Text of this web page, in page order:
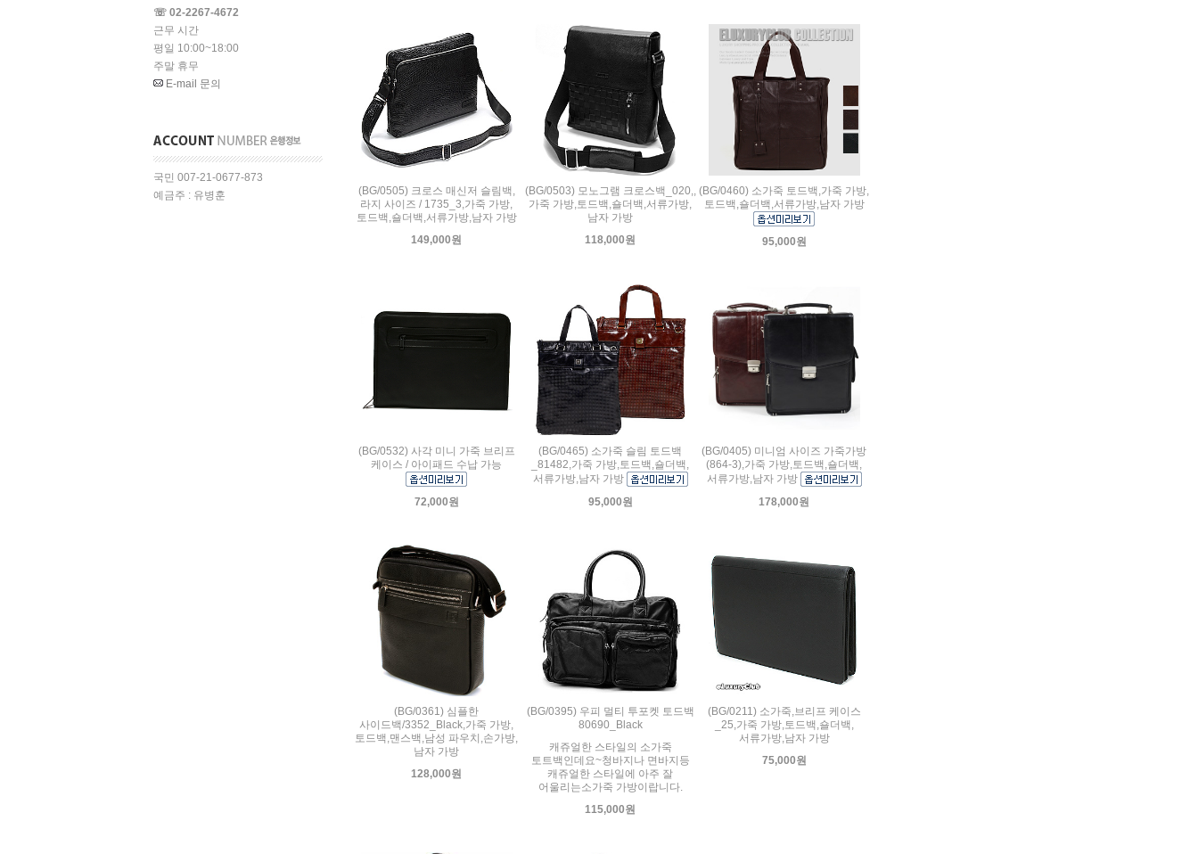
☏ 02-2267-4672
근무 시간
평일 10:00~18:00
주말 휴무
E-mail 문의
국민 007-21-0677-873
예금주 : 유병훈
(BG/0505) 크로스 매신저 슬림백,
라지 사이즈 / 1735_3,가죽 가방,
토드백,숄더백,서류가방,남자 가방
149,000원
(BG/0503) 모노그램 크로스백_020,,
가죽 가방,토드백,숄더백,서류가방,
남자 가방
118,000원
(BG/0460) 소가죽 토드백,가죽 가방,
토드백,숄더백,서류가방,남자 가방
95,000원
(BG/0532) 사각 미니 가죽 브리프
케이스 / 아이패드 수납 가능
72,000원
(BG/0465) 소가죽 슬림 토드백
_81482,가죽 가방,토드백,숄더백,
서류가방,남자 가방
95,000원
(BG/0405) 미니엄 사이즈 가죽가방
(864-3),가죽 가방,토드백,숄더백,
서류가방,남자 가방
178,000원
(BG/0361) 심플한
사이드백/3352_Black,가죽 가방,
토드백,맨스백,남성 파우치,손가방,
남자 가방
128,000원
(BG/0395) 우피 멀티 투포켓 토드백
80690_Black
캐쥬얼한 스타일의 소가죽
토트백인데요~청바지나 면바지등
캐쥬얼한 스타일에 아주 잘
어울리는소가죽 가방이랍니다.
115,000원
(BG/0211) 소가죽,브리프 케이스
_25,가죽 가방,토드백,숄더백,
서류가방,남자 가방
75,000원